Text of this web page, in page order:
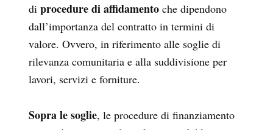
di procedure di affidamento che dipendono
dall’importanza del contratto in termini di
valore. Ovvero, in riferimento alle soglie di
rilevanza comunitaria e alla suddivisione per
lavori, servizi e forniture.
Sopra le soglie, le procedure di finanziamento